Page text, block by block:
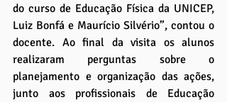
do curso de Educação Física da UNICEP,
Luiz Bonfá e Maurício Silvério”, contou o
docente. Ao final da visita os alunos
realizaram perguntas sobre o
planejamento e organização das ações,
junto aos profissionais de Educação